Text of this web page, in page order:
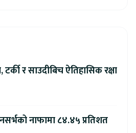
टर्की र साउदीबिच ऐतिहासिक रक्षा
नाफामा ८४.४५ प्रतिशत